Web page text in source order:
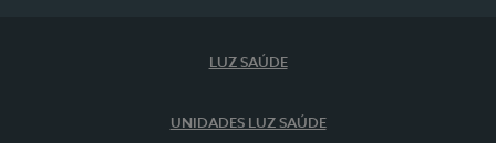
LUZ SAÚDE
UNIDADES LUZ SAÚDE